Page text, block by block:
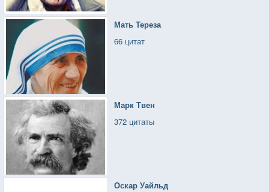
Мать Тереза
66 цитат
Марк Твен
372 цитаты
Оскар Уайльд